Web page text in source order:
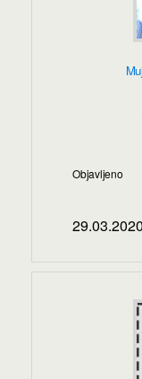
Objavljeno
29.03.2020